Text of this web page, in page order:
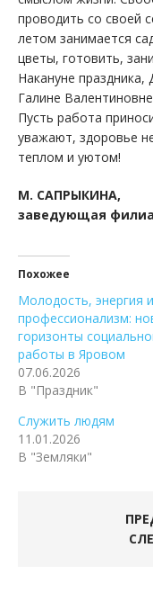
проводить со своей
летом занимается
цветы, готовить,
Накануне
Галине
Пусть работа
уважают, здоровье
теплом и уютом!
М. САПРЫКИНА,
заведующая
Похожее
Молодость, энергия и
профессионализм:
горизонты
работы в Яровом
07.06.2026
В "Праздник"
Служить людям
11.01.2026
В "Земляки"